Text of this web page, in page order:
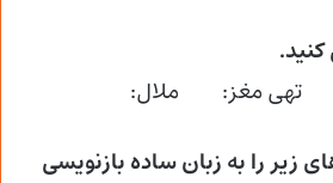
تهی مغز: ملال:
زیر را به زبان ساده بازنویسی